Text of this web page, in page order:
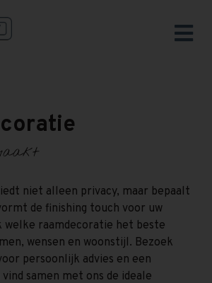
niet alleen privacy, maar bepaalt
de finishing touch voor uw
welke raamdecoratie het beste
wensen en woonstijl. Bezoek
persoonlijk advies en een
samen met ons de ideale